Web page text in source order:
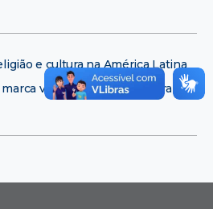
e cultura na América Latina
visita de Aloisio Teixeira ao